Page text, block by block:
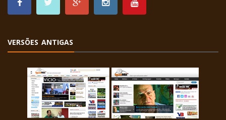
VERSÕES ANTIGAS